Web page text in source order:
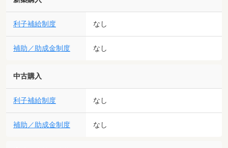
利子補給制度 なし
補助／助成金制度 なし
中古購入
利子補給制度 なし
補助／助成金制度 なし